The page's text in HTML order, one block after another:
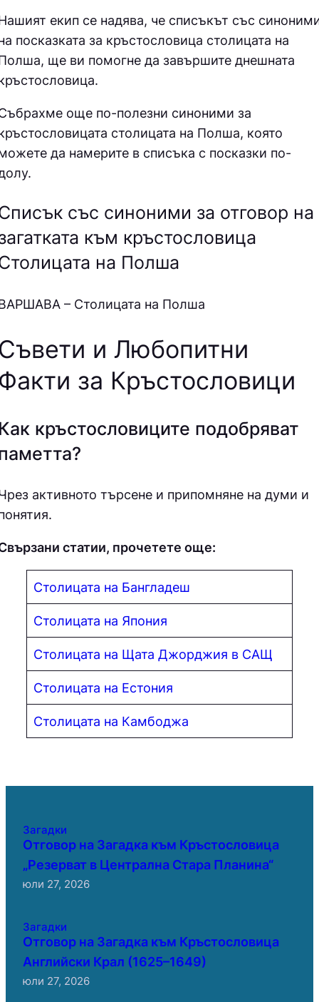
екип се надява, че списъкът със
посказката за кръстословица столицата на
ще ви помогне да завършите днешната
още по-полезни синоними за
столицата на Полша, която
да намерите в списъка с посказки по-
със синоними за отговор на
към кръстословица
на Полша
– Столицата на Полша
и Любопитни
за Кръстословици
кръстословиците подобряват
активното търсене и припомняне на думи и
статии, прочетете още:
Столицата на Бангладеш
Столицата на Япония
Столицата на Щата Джорджия в САЩ
Столицата на Естония
Столицата на Камбоджа
Загадки
Отговор на Загадка към Кръстословица
„Резерват в Централна Стара Планина“
юли 27, 2026
Загадки
Отговор на Загадка към Кръстословица
Английски Крал (1625–1649)
юли 27, 2026